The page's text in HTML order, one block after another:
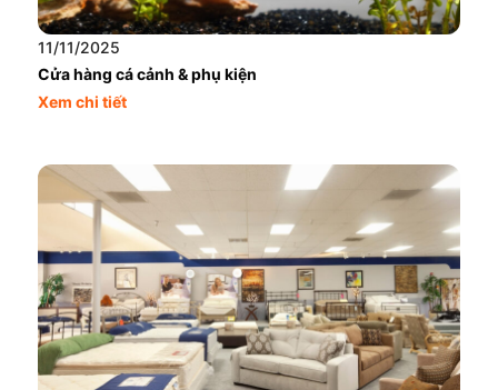
11/11/2025
Cửa hàng cá cảnh & phụ kiện
Xem chi tiết